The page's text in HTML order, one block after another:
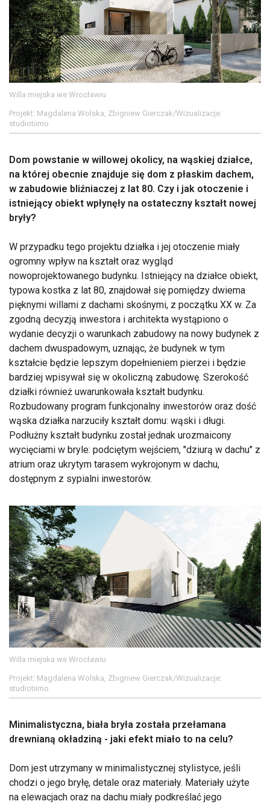
Willa miejska we Wrocławiu
Projekt: Magdalena Wolska, Zbigniew Gierczak/Wizualizacje:
studiotiimo
Dom powstanie w willowej okolicy, na wąskiej działce,
na której obecnie znajduje się dom z płaskim dachem,
w zabudowie bliźniaczej z lat 80. Czy i jak otoczenie i
istniejący obiekt wpłynęły na ostateczny kształt nowej
bryły?
W przypadku tego projektu działka i jej otoczenie miały
ogromny wpływ na kształt oraz wygląd
nowoprojektowanego budynku. Istniejący na działce obiekt,
typowa kostka z lat 80, znajdował się pomiędzy dwiema
pięknymi willami z dachami skośnymi, z początku XX w. Za
zgodną decyzją inwestora i architekta wystąpiono o
wydanie decyzji o warunkach zabudowy na nowy budynek z
dachem dwuspadowym, uznając, że budynek w tym
kształcie będzie lepszym dopełnieniem pierzei i będzie
bardziej wpisywał się w okoliczną zabudowę. Szerokość
działki również uwarunkowała kształt budynku.
Rozbudowany program funkcjonalny inwestorów oraz dość
wąska działka narzuciły kształt domu: wąski i długi.
Podłużny kształt budynku został jednak urozmaicony
wycięciami w bryle: podciętym wejściem, "dziurą w dachu" z
atrium oraz ukrytym tarasem wykrojonym w dachu,
dostępnym z sypialni inwestorów.
Willa miejska we Wrocławiu
Projekt: Magdalena Wolska, Zbigniew Gierczak/Wizualizacje:
studiotiimo
Minimalistyczna, biała bryła została przełamana
drewnianą okładziną - jaki efekt miało to na celu?
Dom jest utrzymany w minimalistycznej stylistyce, jeśli
chodzi o jego bryłę, detale oraz materiały. Materiały użyte
na elewacjach oraz na dachu miały podkreślać jego